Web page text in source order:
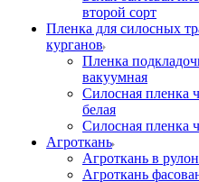
второй сорт
Пленка для силосных
курганов
Пленка
вакуумная
Силосная пленка
белая
Силосная пленка
Агроткань
Агроткань в
Агроткань